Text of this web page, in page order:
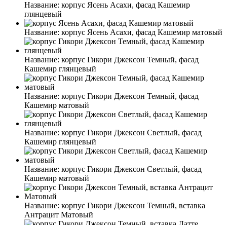
Название: корпус Ясень Асахи, фасад Кашемир
глянцевый
Название: корпус Ясень Асахи, фасад Кашемир матовый
Название: корпус Гикори Джексон Темный, фасад
Кашемир глянцевый
Название: корпус Гикори Джексон Темный, фасад
Кашемир матовый
Название: корпус Гикори Джексон Светлый, фасад
Кашемир глянцевый
Название: корпус Гикори Джексон Светлый, фасад
Кашемир матовый
Название: корпус Гикори Джексон Темный, вставка
Антрацит Матовый